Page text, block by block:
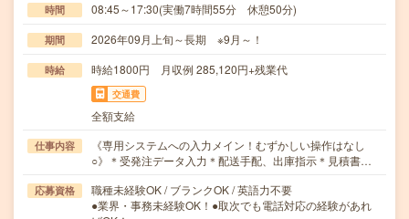
時間 08:45～17:30(実働7時間55分 休憩50分)
期間 2026年09月上旬～長期 ※9月～！
時給 時給1800円 月収例 285,120円+残業代
交通費
全額支給
仕事内容
《専用システムへの入力メイン！むずかしい操作はなし
○》＊受発注データ入力＊配送手配、出庫指示＊見積書…
応募資格
職種未経験OK / ブランクOK / 英語力不要
●業界・事務未経験OK！●取次でも電話対応の経験があれ